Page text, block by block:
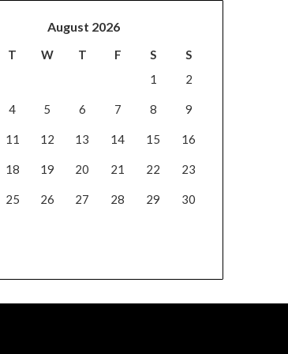
August 2026
T W T F S
S
1
2
4 5 6 7 8 9
11 12 13 14 15 16
18 19 20 21 22 23
25 26 27 28 29 30